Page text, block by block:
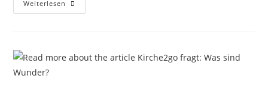
Weiterlesen Kirche2go
Fragt: